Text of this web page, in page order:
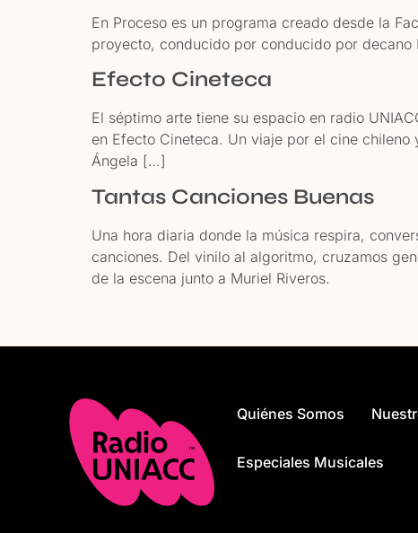
En Proceso es un programa creado desde la
proyecto, conducido por conducido por decano
Efecto Cineteca
El séptimo arte tiene su espacio en radio
en Efecto Cineteca. Un viaje por el cine
Ángela […]
Tantas Canciones Buenas
Una hora diaria donde la música respira,
canciones. Del vinilo al algoritmo, cruzamos
de la escena junto a Muriel Riveros.
Quiénes Somos
Especiales Musicales